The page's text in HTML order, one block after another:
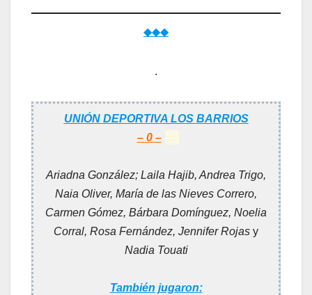
◆◆◆
.
UNIÓN DEPORTIVA LOS BARRIOS
– 0 –
Ariadna González; Laila Hajib, Andrea Trigo,
Naia Oliver, María de las Nieves Correro,
Carmen Gómez, Bárbara Domínguez, Noelia
Corral, Rosa Fernández, Jennifer Rojas y
Nadia Touati
También jugaron: